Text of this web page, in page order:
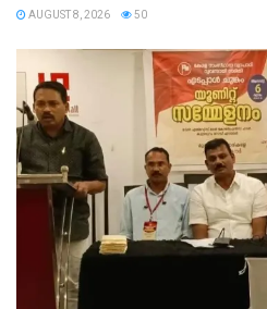
AUGUST 8, 2026 50